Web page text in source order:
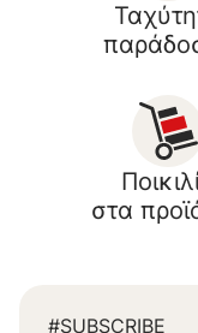
στα
#SUBSCRIBE